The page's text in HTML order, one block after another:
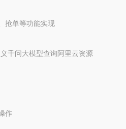
t
m
t
抢单等功能实现
千问大模型查询阿里云资源
作